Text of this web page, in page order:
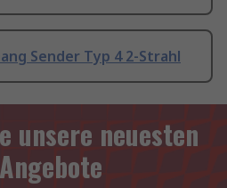
Sender Typ 4 2-Strahl
unsere neuesten